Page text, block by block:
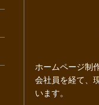
ホームページ制
会社員を経て、
います。